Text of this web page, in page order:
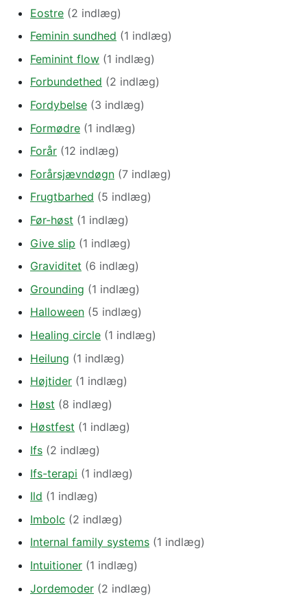
Eostre (2 indlæg)
Feminin sundhed (1 indlæg)
Feminint flow (1 indlæg)
Forbundethed (2 indlæg)
Fordybelse (3 indlæg)
Formødre (1 indlæg)
Forår (12 indlæg)
Forårsjævndøgn (7 indlæg)
Frugtbarhed (5 indlæg)
Før-høst (1 indlæg)
Give slip (1 indlæg)
Graviditet (6 indlæg)
Grounding (1 indlæg)
Halloween (5 indlæg)
Healing circle (1 indlæg)
Heilung (1 indlæg)
Højtider (1 indlæg)
Høst (8 indlæg)
Høstfest (1 indlæg)
Ifs (2 indlæg)
Ifs-terapi (1 indlæg)
Ild (1 indlæg)
Imbolc (2 indlæg)
Internal family systems (1 indlæg)
Intuitioner (1 indlæg)
Jordemoder (2 indlæg)